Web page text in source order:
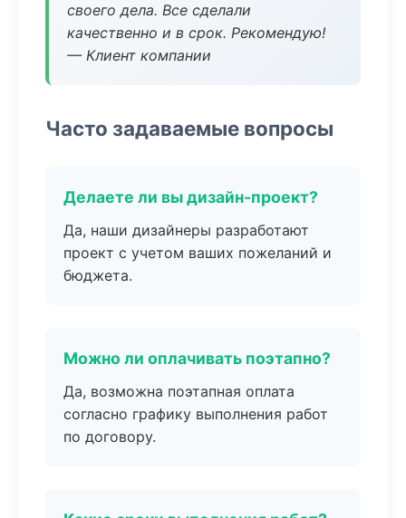
своего дела. Все сделали
качественно и в срок. Рекомендую!
— Клиент компании
Часто задаваемые вопросы
Делаете ли вы дизайн-проект?
Да, наши дизайнеры разработают
проект с учетом ваших пожеланий и
бюджета.
Можно ли оплачивать поэтапно?
Да, возможна поэтапная оплата
согласно графику выполнения работ
по договору.